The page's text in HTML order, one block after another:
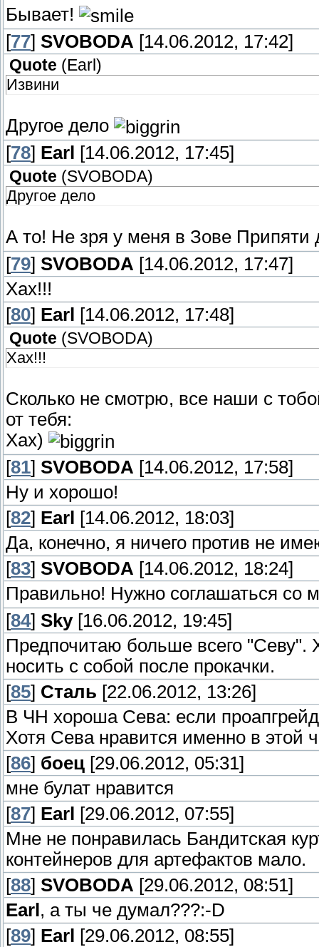
Бывает!
[77] SVOBODA [14.06.2012, 17:42]
Quote ( Earl )
Извини
Другое дело
[78] Earl [14.06.2012, 17:45]
Quote (SVOBODA)
Другое дело
А то! Не зря у меня в Зове
[79] SVOBODA [14.06.2012, 17:47]
Хах!!!
[80] Earl [14.06.2012, 17:48]
Quote (SVOBODA)
Хах!!!
Сколько не смотрю, все наши с
от тебя:
Хах)
[81] SVOBODA [14.06.2012, 17:58]
Ну и хорошо!
[82] Earl
[14.06.2012, 18:03]
Да, конечно, я ничего против не
[83] SVOBODA [14.06.2012, 18:24]
Правильно! Нужно соглашаться со
[84] Sky[16.06.2012, 19:45]
Предпочитаю больше всего "Севу".
носить с собой после прокачки.
[85] Сталь [22.06.2012, 13:26]
В ЧН хороша Сева: если
Хотя Сева нравится именно в этой
[86] боец [29.06.2012, 05:31]
мне булат нравится
[87] Earl
[29.06.2012, 07:55]
Мне не понравилась Бандитская
контейнеров для артефактов мало.
[88] SVOBODA [29.06.2012, 08:51]
Earl , а ты че думал???:-D
[89] Earl
[29.06.2012, 08:55]